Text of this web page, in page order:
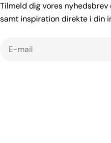
Tilmeld dig vores
samt inspiration direkte i din